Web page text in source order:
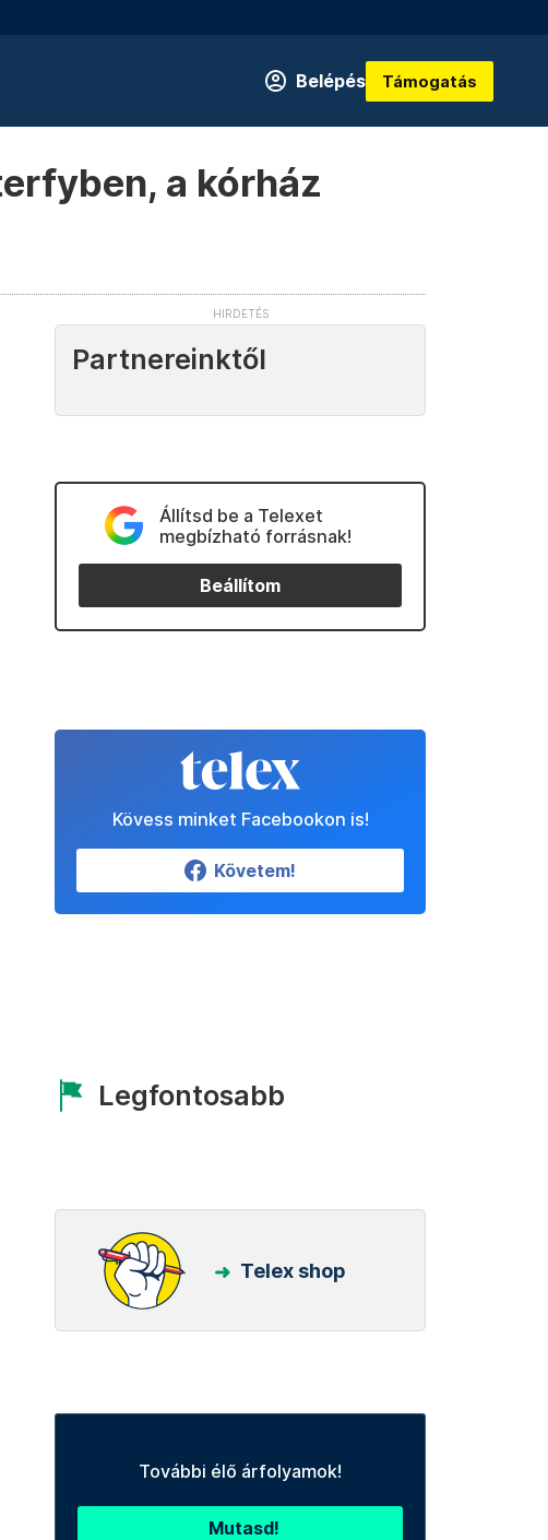
Belépés Támogatás
a kórház
Partnereinktől
Állítsd be a Telexet
megbízható forrásnak!
Beállítom
Kövess minket Facebookon is!
Követem!
Legfontosabb
Telex shop
További élő árfolyamok!
Mutasd!